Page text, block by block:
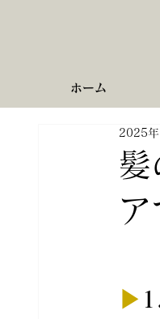
ホーム
髪
ア
2025
▶︎